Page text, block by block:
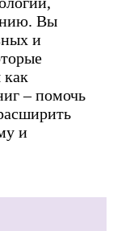
Вы
и
как
– помочь
и